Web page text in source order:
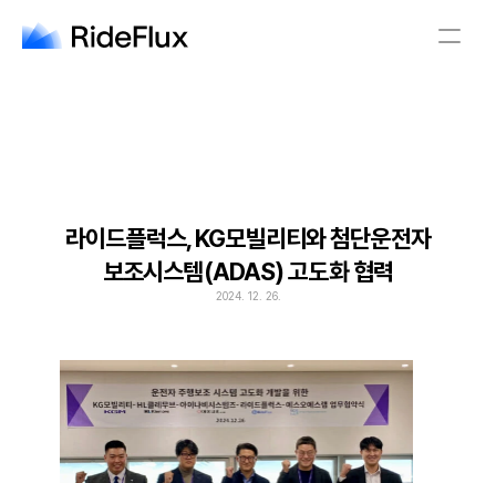
English
라이드플럭스, KG모빌리티와 첨단운전자
보조시스템(ADAS) 고도화 협력
2024. 12. 26.